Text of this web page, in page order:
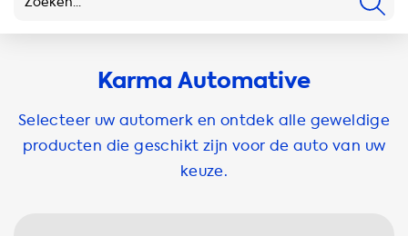
Karma Automative
Selecteer uw automerk en ontdek alle geweldige
producten die geschikt zijn voor de auto van uw
keuze.